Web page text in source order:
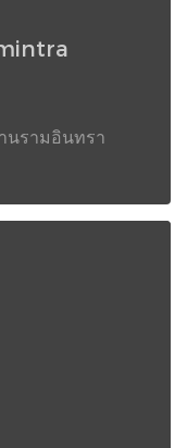
นรามอินทรา